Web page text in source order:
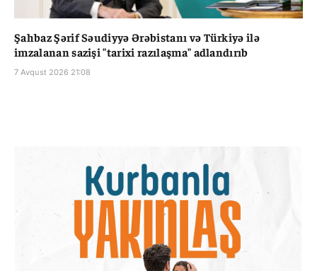
Şahbaz Şərif Səudiyyə Ərəbistanı və Türkiyə ilə
imzalanan sazişi "tarixi razılaşma" adlandırıb
7 Avqust 2026 21:08